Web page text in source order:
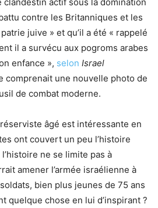
contre les Britanniques et les
juive » et qu’il a été « rappelé
il a survécu aux pogroms arabes
enfance », selon Israel
comprenait une nouvelle photo de
de combat moderne.
réserviste âgé est intéressante en
ont couvert un peu l’histoire
ne se limite pas à
amener l’armée israélienne à
bien plus jeunes de 75 ans
quelque chose en lui d’inspirant ?